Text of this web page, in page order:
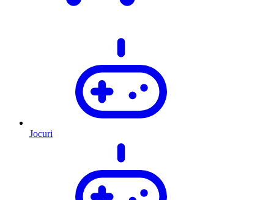
Jocuri